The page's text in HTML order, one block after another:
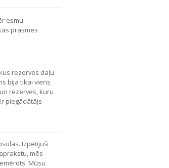
esmu
prasmes
rezerves daļu
bija tikai viens
rezerves, kuru
piegādātājs
Izpētījuši
mēs
Mūsu